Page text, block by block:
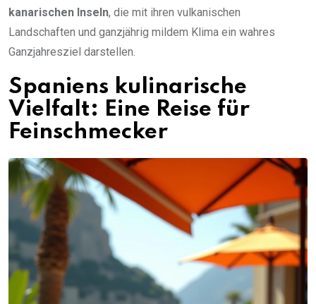
kanarischen Inseln, die mit ihren vulkanischen
Landschaften und ganzjährig mildem Klima ein wahres
Ganzjahresziel darstellen.
Spaniens kulinarische
Vielfalt: Eine Reise für
Feinschmecker